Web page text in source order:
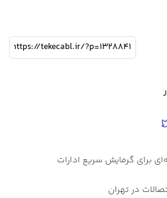
در تهران
برای گرمایش سریع ادارات